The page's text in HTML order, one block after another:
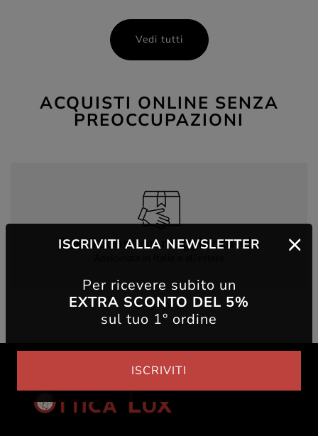
Vedi tutti
ACQUISTI ONLINE SENZA
PREOCCUPAZIONI
Spedizione con maggior tutela
ISCRIVITI ALLA NEWSLETTER
Per ricevere subito un
EXTRA SCONTO DEL 5%
sul tuo 1° ordine
ISCRIVITI